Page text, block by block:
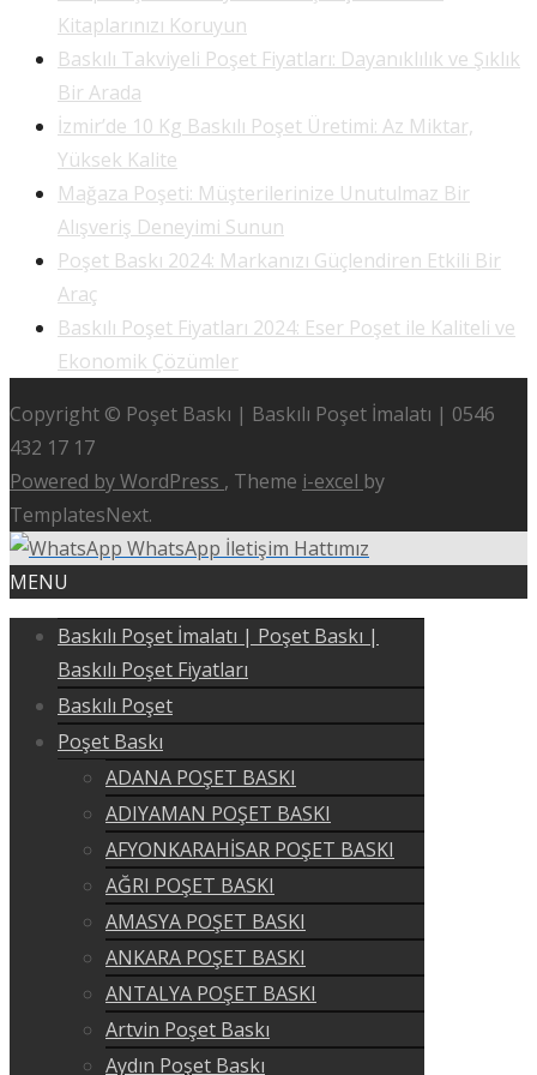
Kitaplarınızı Koruyun
Baskılı Takviyeli Poşet Fiyatları: Dayanıklılık ve Şıklık
Bir Arada
İzmir’de 10 Kg Baskılı Poşet Üretimi: Az Miktar,
Yüksek Kalite
Mağaza Poşeti: Müşterilerinize Unutulmaz Bir
Alışveriş Deneyimi Sunun
Poşet Baskı 2024: Markanızı Güçlendiren Etkili Bir
Araç
Baskılı Poşet Fiyatları 2024: Eser Poşet ile Kaliteli ve
Ekonomik Çözümler
Copyright © Poşet Baskı | Baskılı Poşet İmalatı | 0546
432 17 17
Powered by WordPress , Theme i-excel by
TemplatesNext.
WhatsApp İletişim Hattımız
MENU
Baskılı Poşet İmalatı | Poşet Baskı |
Baskılı Poşet Fiyatları
Baskılı Poşet
Poşet Baskı
ADANA POŞET BASKI
ADIYAMAN POŞET BASKI
AFYONKARAHİSAR POŞET BASKI
AĞRI POŞET BASKI
AMASYA POŞET BASKI
ANKARA POŞET BASKI
ANTALYA POŞET BASKI
Artvin Poşet Baskı
Aydın Poşet Baskı